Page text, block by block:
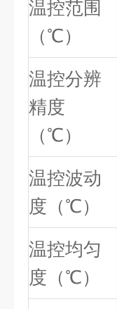
温控范围
（℃）
温控分辨
精度
（℃）
温控波动
度（℃）
温控均匀
度（℃）